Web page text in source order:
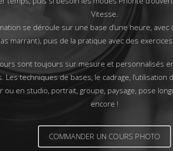
Vitesse.
se déroule sur une base d’une heure, avec
marrant), puis de la pratique avec des
sont toujours sur mesure et personnalisés
Les techniques de bases, le cadrage, l’utilisation
ou en studio, portrait, groupe, paysage, pose
encore !
COMMANDER UN COURS PHOTO